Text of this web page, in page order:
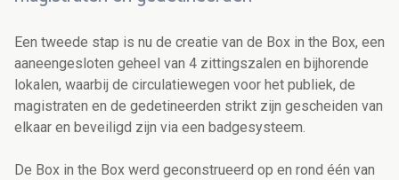
Een tweede stap is nu de creatie van de Box in the Box, een
aaneengesloten geheel van 4 zittingszalen en bijhorende
lokalen, waarbij de circulatiewegen voor het publiek, de
magistraten en de gedetineerden strikt zijn gescheiden van
elkaar en beveiligd zijn via een badgesysteem.
De Box in the Box werd geconstrueerd op en rond één van